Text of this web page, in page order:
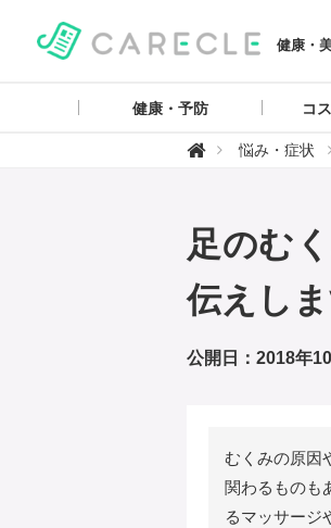
健康・
健康・予防 コ
【
】
悩み・症状
足のむ
伝えし
公開日：2018年
むくみの原因
関わるものも
るマッサージ